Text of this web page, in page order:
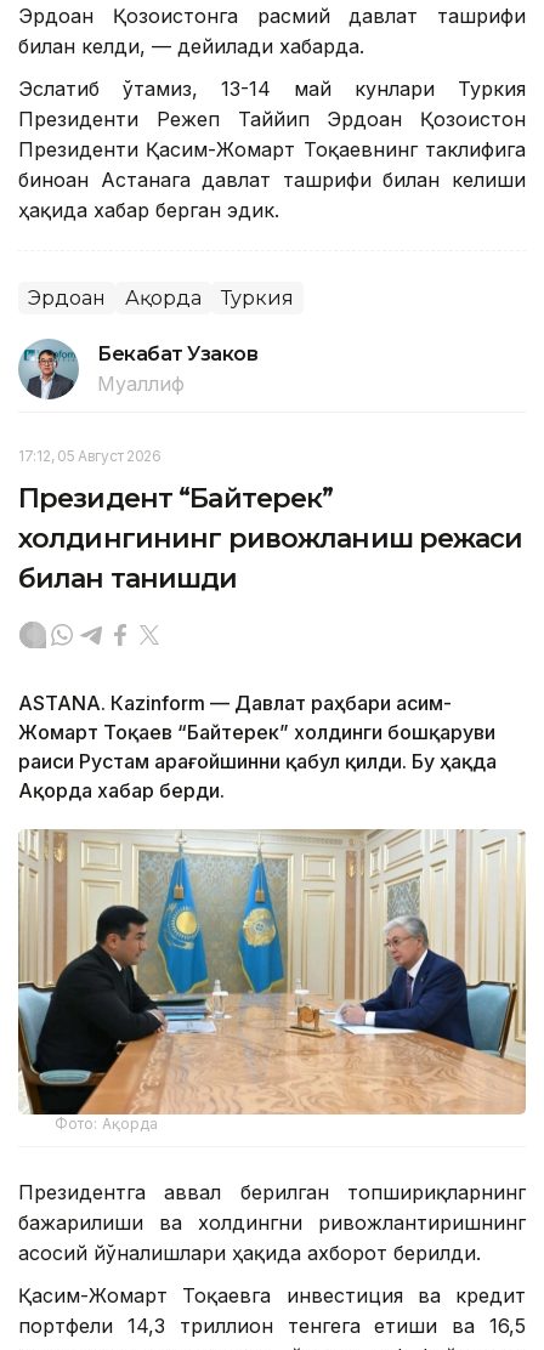
Эрдоған Қозоғистонга расмий давлат ташрифи
билан келди, — дейилади хабарда.
Эслатиб ўтамиз, 13-14 май кунлари Туркия
Президенти Режеп Таййип Эрдоған Қозоғистон
Президенти Қасим-Жомарт Тоқаевнинг таклифига
биноан Астанага давлат ташрифи билан келиши
ҳақида хабар берган эдик.
Эрдоған Ақорда Туркия
Бекабат Узаков
Муаллиф
17:12, 05 Август 2026
Президент “Байтерек”
холдингининг ривожланиш режаси
билан танишди
ASTANА. Каzinform — Давлат раҳбари Қасим-
Жомарт Тоқаев “Байтерек” холдинги бошқаруви
раиси Рустам Қарағойшинни қабул қилди. Бу ҳақда
Ақорда хабар берди.
Фото: Ақорда
Президентга аввал берилган топшириқларнинг
бажарилиши ва холдингни ривожлантиришнинг
асосий йўналишлари ҳақида ахборот берилди.
Қасим-Жомарт Тоқаевга инвестиция ва кредит
портфели 14,3 триллион тенгега етиши ва 16,5